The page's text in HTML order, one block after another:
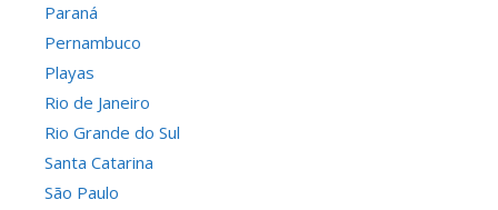
Paraná
Pernambuco
Playas
Rio de Janeiro
Rio Grande do Sul
Santa Catarina
São Paulo